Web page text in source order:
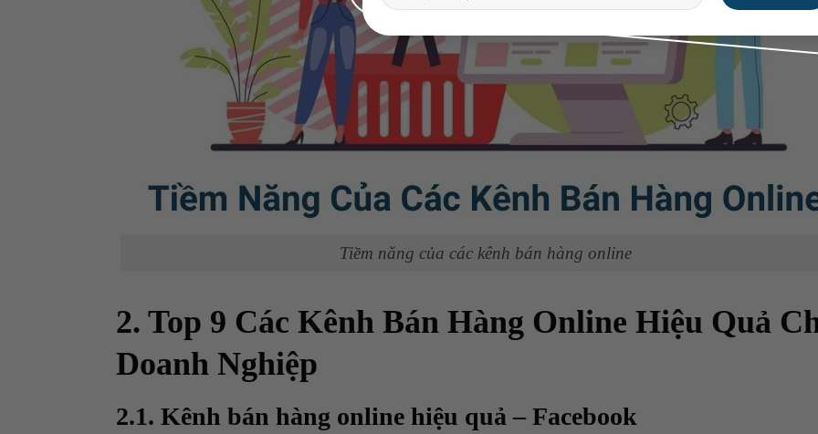
Tiềm năng của các kênh bán hàng online
2. Top 9 Các Kênh Bán Hàng Online Hiệu Quả
Doanh Nghiệp
2.1. Kênh bán hàng online hiệu quả – Facebook